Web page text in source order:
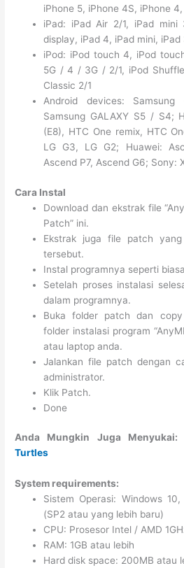
iPhone 5, iPhone 4S, iPhone
iPad: iPad Air 2/1, iPad
display, iPad 4, iPad mini, iPad
iPod: iPod touch 4, iPod
5G / 4 / 3G / 2/1, iPod
Classic 2/1
Android devices:
Samsung GALAXY S5 / S4;
(E8), HTC One remix, HTC
LG G3, LG G2; Huawei:
Ascend P7, Ascend G6; Sony:
Cara Instal
Download dan ekstrak file
Patch” ini.
Ekstrak juga file patch
tersebut.
Instal programnya seperti
Setelah proses instalasi
dalam programnya.
Buka folder patch dan
folder instalasi program
atau laptop anda.
Jalankan file patch dengan
administrator.
Klik Patch.
Done
Anda Mungkin Juga
Turtles
System requirements:
Sistem Operasi: Windows
(SP2 atau yang lebih baru)
CPU: Prosesor Intel / AMD
RAM: 1GB atau lebih
Hard disk space: 200MB atau